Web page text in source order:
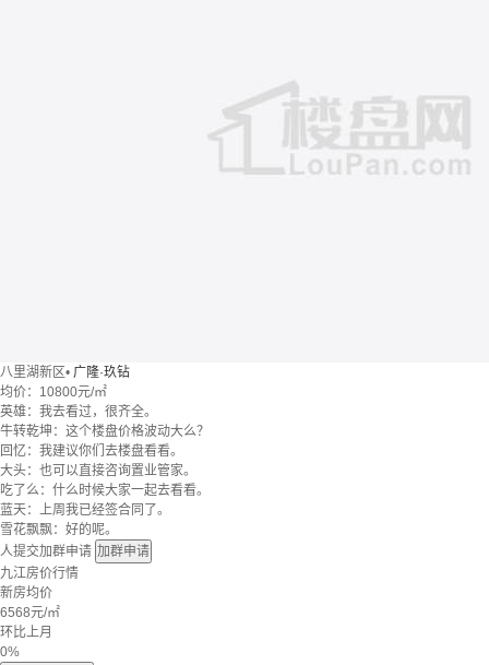
八里湖新区• 广隆·玖钻
均价： 10800元/㎡
英雄：我去看过，很齐全。
牛转乾坤：这个楼盘价格波动大么？
回忆：我建议你们去楼盘看看。
大头：也可以直接咨询置业管家。
吃了么：什么时候大家一起去看看。
蓝天：上周我已经签合同了。
雪花飘飘：好的呢。
人提交加群申请 加群申请
九江房价行情
新房均价
6568元/㎡
环比上月
0%